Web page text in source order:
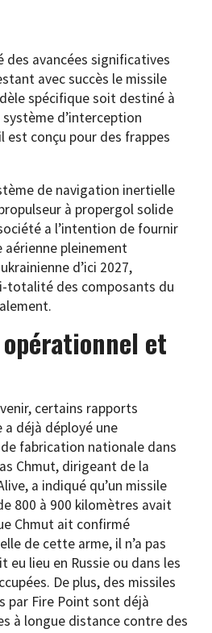
des avancées significatives
avec succès le missile
spécifique soit destiné à
d’interception
est conçu pour des frappes
de navigation inertielle
à propergol solide
a l’intention de fournir
aérienne pleinement
d’ici 2027,
totalité des composants du
et
certains rapports
a déjà déployé une
fabrication nationale dans
Chmut, dirigeant de la
a indiqué qu’un missile
800 à 900 kilomètres avait
Chmut ait confirmé
de cette arme, il n’a pas
eu lieu en Russie ou dans les
De plus, des missiles
par Fire Point sont déjà
à longue distance contre des